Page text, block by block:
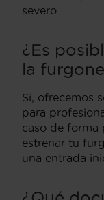
severo.
¿Es
la
Sí, ofrecemos
para
caso de forma
estrenar tu
una entrada